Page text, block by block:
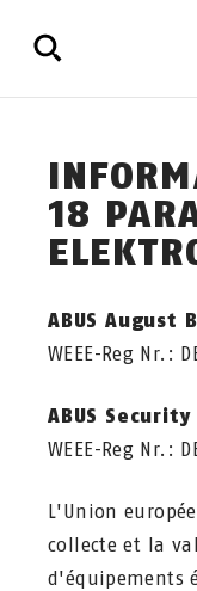
de
tous
les
résultats
18
ABUS August
WEEE-Reg Nr.:
ABUS
WEEE-Reg Nr.:
L'Union
collecte et la
d'équipements